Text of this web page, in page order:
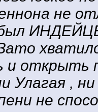
не
и открыть
Улагая ,
не